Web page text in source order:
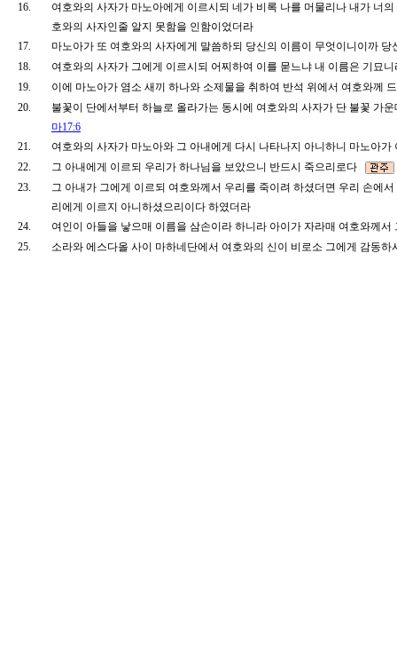
16.
여호와의 사자가 마노아에게 이르시되 네가 비록 나를 머물리나 내가 너
호와의 사자인줄 알지 못함을 인함이었더라
17.
마노아가 또 여호와의 사자에게 말씀하되 당신의 이름이 무엇이니이까
18.
여호와의 사자가 그에게 이르시되 어찌하여 이를 묻느냐 내 이름은 기묘
19.
이에 마노아가 염소 새끼 하나와 소제물을 취하여 반석 위에서 여호와께
20.
불꽃이 단에서부터 하늘로 올라가는 동시에 여호와의 사자가 단 불꽃
마17:6
21.
여호와의 사자가 마노아와 그 아내에게 다시 나타나지 아니하니 마노아
22.
그 아내에게 이르되 우리가 하나님을 보았으니 반드시 죽으리로다
23.
그 아내가 그에게 이르되 여호와께서 우리를 죽이려 하셨더면 우리 손에
리에게 이르지 아니하셨으리이다 하였더라
24.
여인이 아들을 낳으매 이름을 삼손이라 하니라 아이가 자라매 여호와께
25.
소라와 에스다올 사이 마하네단에서 여호와의 신이 비로소 그에게 감동